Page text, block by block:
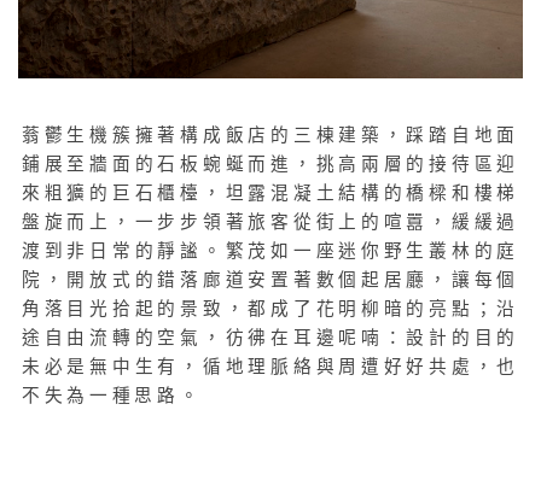
蓊鬱生機簇擁著構成飯店的三棟建築，踩踏自地面
鋪展至牆面的石板蜿蜒而進，挑高兩層的接待區迎
來粗獷的巨石櫃檯，坦露混凝土結構的橋樑和樓梯
盤旋而上，一步步領著旅客從街上的喧囂，緩緩過
渡到非日常的靜謐。繁茂如一座迷你野生叢林的庭
院，開放式的錯落廊道安置著數個起居廳，讓每個
角落目光拾起的景致，都成了花明柳暗的亮點；沿
途自由流轉的空氣，彷彿在耳邊呢喃：設計的目的
未必是無中生有，循地理脈絡與周遭好好共處，也
不失為一種思路。